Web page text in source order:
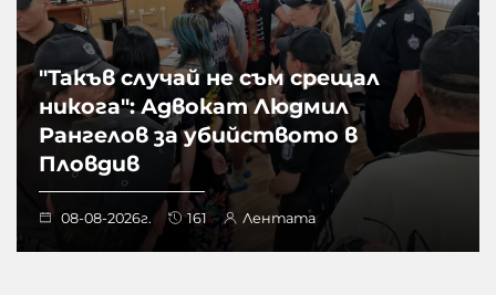
"Такъв случай не съм срещал
никога": Адвокат Людмил
Рангелов за убийството в
Пловдив
08-08-2026г. 161 Лентата